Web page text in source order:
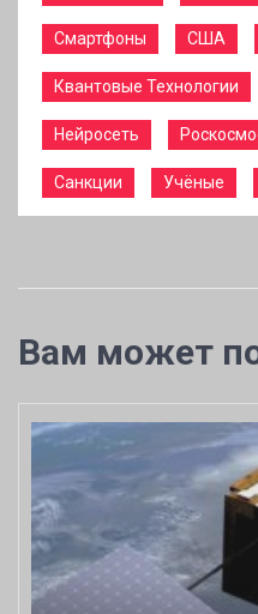
Смартфоны США
Квантовые Технологии
Нейросеть
Санкции Учёные
Вам может